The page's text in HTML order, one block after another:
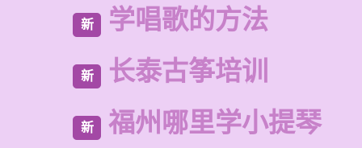
新 学唱歌的方法
新 长泰古筝培训
新 福州哪里学小提琴